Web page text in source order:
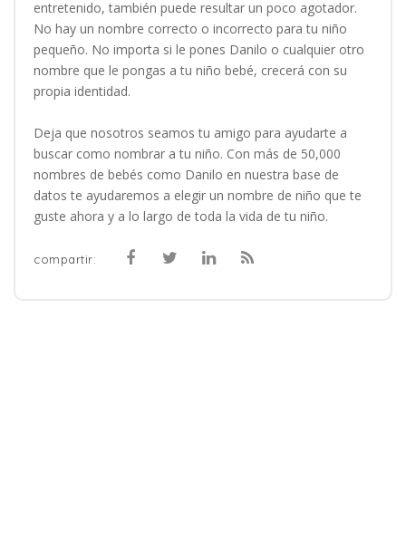
entretenido, también puede resultar un poco agotador.
No hay un nombre correcto o incorrecto para tu niño
pequeño. No importa si le pones Danilo o cualquier otro
nombre que le pongas a tu niño bebé, crecerá con su
propia identidad.
Deja que nosotros seamos tu amigo para ayudarte a
buscar como nombrar a tu niño. Con más de 50,000
nombres de bebés como Danilo en nuestra base de
datos te ayudaremos a elegir un nombre de niño que te
guste ahora y a lo largo de toda la vida de tu niño.
compartir: